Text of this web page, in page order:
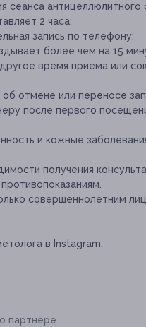
антицеллюлитного
2 часа;
запись по телефону;
более чем на 15
время приема или
отмене или переносе
после первого
и кожные
получения
совершеннолетним
в Instagram.
партнёре